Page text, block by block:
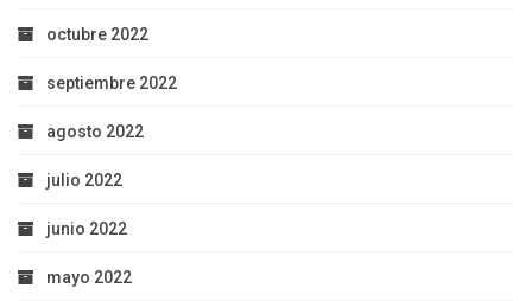
octubre 2022
septiembre 2022
agosto 2022
julio 2022
junio 2022
mayo 2022